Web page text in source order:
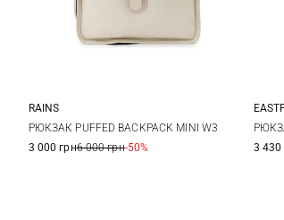
One Size
RAINS
РЮКЗАК PUFFED BACKPACK MINI W3
3 000 грн6 000 грн-50%
3 430